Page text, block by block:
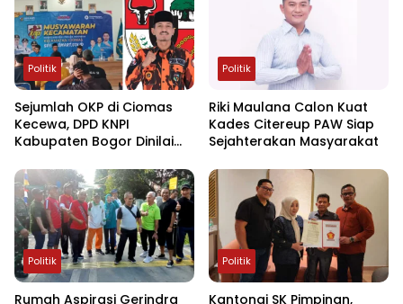
Politik
Sejumlah OKP di Ciomas
Kecewa, DPD KNPI
Kabupaten Bogor Dinilai
Intervensi Muscam
Politik
Riki Maulana Calon Kuat
Kades Citereup PAW Siap
Sejahterakan Masyarakat
Politik
Rumah Aspirasi Gerindra
Politik
Kantongi SK Pimpinan,